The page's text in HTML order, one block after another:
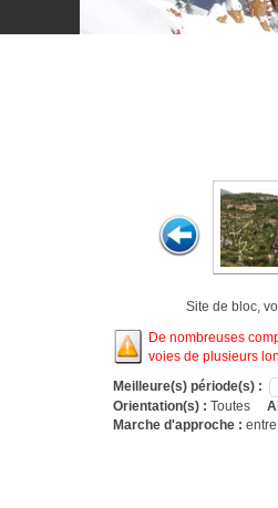
Site de bloc,
De nombreuses
voies de plusieurs
Meilleure(s) période(s) :
Orientation(s) : Toutes
Marche d'approche :